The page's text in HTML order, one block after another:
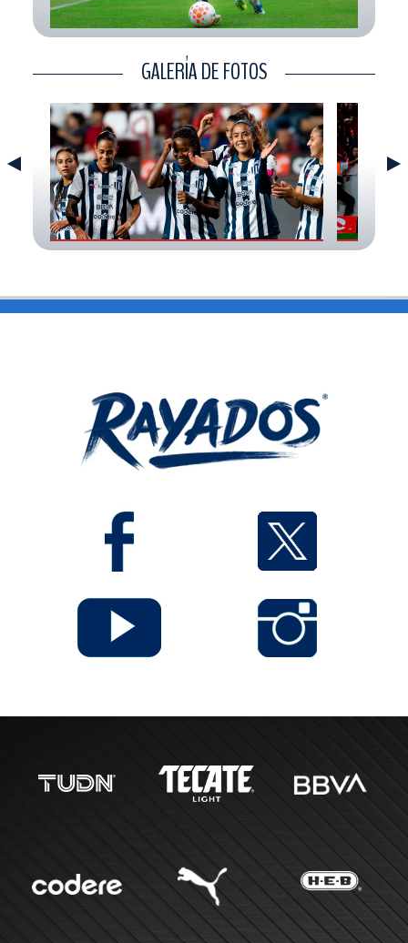
CONTACTO
GALERÍA DE FOTOS